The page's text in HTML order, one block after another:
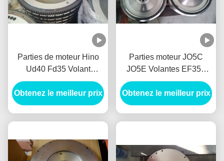
Parties de moteur Hino
Ud40 Fd35 Volant
123100z2end Bolantes
Del Fe35 Volantes
Nissan
Obtenez le meilleur prix
Parties moteur JO5C
JO5E Volantes EF350
EF500 EF550 EF750
Obtenez le meilleur prix